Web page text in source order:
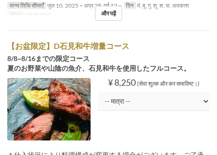
मान्य तिथि सीमाएँ जुल 10, 2025 ~ अप्र 28, मई 12 ~ दिन मं, बु, गु, शु, श, स, अवकाश
भोजन
रात का खाना और पढ़ें
【お盆限定】D石見和牛増量コース
8/8~8/16までの限定コース
夏のお野菜や山陰の魚介、石見和牛を使用したフルコース。
¥ 8,250 (सेवा शुल्क और कर समाविष्ट।)